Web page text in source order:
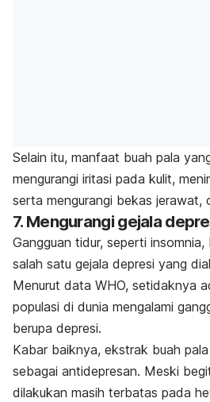
Selain itu, manfaat buah pala
mengurangi iritasi pada kulit,
serta mengurangi bekas jerawat,
7. Mengurangi gejala
Gangguan tidur, seperti insomnia,
salah satu gejala depresi yang
Menurut data WHO, setidaknya
populasi di dunia mengalami
berupa depresi.
Kabar baiknya, ekstrak buah
sebagai antidepresan. Meski
dilakukan masih terbatas pada